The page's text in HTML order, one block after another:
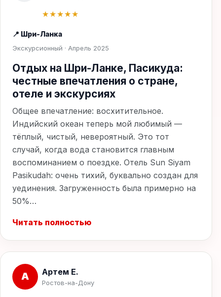
★★★★★
📍 Шри-Ланка
Экскурсионный · Апрель 2025
Отдых на Шри-Ланке, Пасикуда:
честные впечатления о стране,
отеле и экскурсиях
Общее впечатление: восхитительное.
Индийский океан теперь мой любимый —
тёплый, чистый, невероятный. Это тот
случай, когда вода становится главным
воспоминанием о поездке. Отель Sun Siyam
Pasikudah: очень тихий, буквально создан для
уединения. Загруженность была примерно на
50%…
Читать полностью
А Артем Е.
Ростов-на-Дону